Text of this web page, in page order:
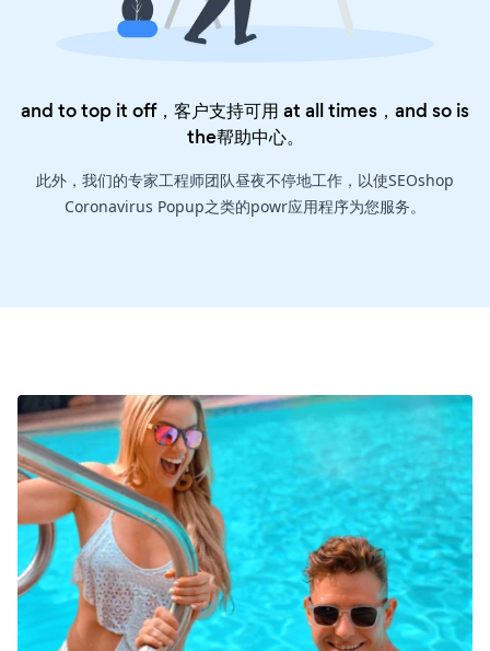
and to top it off，客户支持可用 at all times，and so is
the帮助中心。
此外，我们的专家工程师团队昼夜不停地工作，以使SEOshop
Coronavirus Popup之类的powr应用程序为您服务。